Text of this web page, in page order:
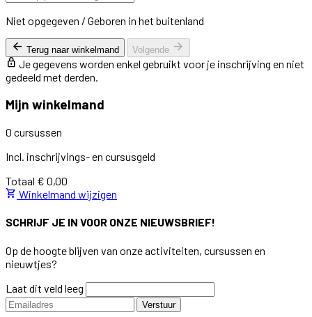
Niet opgegeven / Geboren in het buitenland
arrow_back Terug naar winkelmand Volgende arrow_forward
lock Je gegevens worden enkel gebruikt voor je inschrijving en niet
gedeeld met derden.
Mijn winkelmand
0 cursussen
Incl. inschrijvings- en cursusgeld
Totaal € 0,00
shopping_cart Winkelmand wijzigen
SCHRIJF JE IN VOOR ONZE NIEUWSBRIEF!
Op de hoogte blijven van onze activiteiten, cursussen en
nieuwtjes?
Laat dit veld leeg
Verstuur